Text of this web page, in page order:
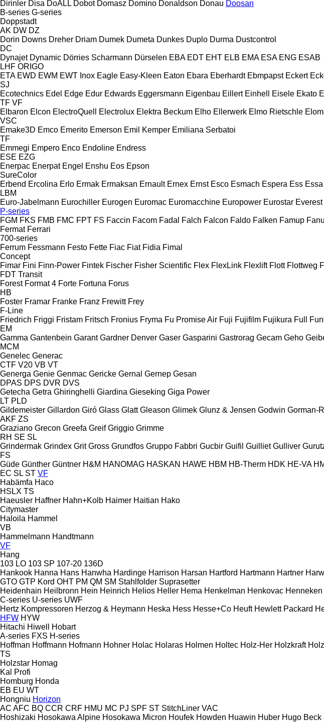
Dirinler Disa DoALL Dobot Domasz Domino Donaldson Donau Doosan
B-series G-series
Doppstadt
AK DW DZ
Dorin Downs Dreher Driam Dumek Dumeta Dunkes Duplo Durma Dustcontrol
DC
Dynajet Dynamic Dörries Scharmann Dürselen EBA EDT EHT ELB EMA ESA ENG ESAB
LHF ORIGO
ETA EWD EWM EWT Inox Eagle Easy-Kleen Eaton Ebara Eberhardt Ebmpapst Eckert
SJ
Ecotechnics Edel Edge Edur Edwards Eggersmann Eigenbau Eillert Einhell Eisele Ekato
TF VF
Elbaron Elcon ElectroQuell Electrolux Elektra Beckum Elho Ellerwerk Elmo Rietschle
VSC
Emake3D Emco Emerito Emerson Emil Kemper Emiliana Serbatoi
TF
Emmegi Empero Enco Endoline Endress
ESE EZG
Enerpac Enerpat Engel Enshu Eos Epson
SureColor
Erbend Ercolina Erlo Ermak Ermaksan Ernault Ernex Ernst Esco Esmach Espera Ess Essa
LBM
Euro-Jabelmann Eurochiller Eurogen Euromac Euromacchine Europower Eurostar Everest
P-series
FGM FKS FMB FMC FPT FS Faccin Facom Fadal Falch Falcon Faldo Falken Famup
Fermat Ferrari
700-series
Ferrum Fessmann Festo Fette Fiac Fiat Fidia Fimal
Concept
Fimar Fini Finn-Power Fintek Fischer Fisher Scientific Flex FlexLink Flexlift Flott Flottweg
FDT Transit
Forest Format 4 Forte Fortuna Forus
HB
Foster Framar Franke Franz Frewitt Frey
F-Line
Friedrich Friggi Fristam Fritsch Fronius Fryma Fu Promise Air Fuji Fujifilm Fujikura Full
EM
Gamma Gantenbein Garant Gardner Denver Gaser Gasparini Gastrorag Gecam Geho
MCM
Genelec Generac
CTF V20 VB VT
Generga Genie Genmac Gericke Gernal Gernep Gesan
DPAS DPS DVR DVS
Getecha Getra Ghiringhelli Giardina Gieseking Giga Power
LT PLD
Gildemeister Gillardon Giró Glass Glatt Gleason Glimek Glunz & Jensen Godwin Gorman-
AKF ZS
Graziano Grecon Greefa Greif Griggio Grimme
RH SE SL
Grindermak Grindex Grit Gross Grundfos Gruppo Fabbri Gucbir Guifil Guilliet Gulliver
FS
Güde Günther Güntner H&M HANOMAG HASKAN HAWE HBM HB‑Therm HDK HE-VA
EC SL ST VF
Habämfa Haco
HSLX TS
Haeusler Haffner Hahn+Kolb Haimer Haitian Hako
Citymaster
Haloila Hammel
VB
Hammelmann Handtmann
VF
Hang
103 LO 103 SP 107-20 136D
Hankook Hanna Hans Hanwha Hardinge Harrison Harsan Hartford Hartmann Hartner
GTO GTP Kord OHT PM QM SM Stahlfolder Suprasetter
Heidenhain Heilbronn Hein Heinrich Helios Heller Hema Henkelman Henkovac Henneken
C-series U-series UWF
Hertz Kompressoren Herzog & Heymann Heska Hess Hesse+Co Heuft Hewlett Packard
HFW HYW
Hitachi Hiwell
Hobart
A-series FXS H-series
Hoffman Hoffmann Hofmann Hohner Holac Holaras Holmen Holtec Holz-Her Holzkraft
TS
Holzstar Homag
Kal
Profi
Homburg Honda
EB EU WT
Hongniu Horizon
AC AFC BQ CCR CRF HMU MC PJ SPF ST StitchLiner VAC
Hoshizaki Hosokawa Alpine Hosokawa Micron Houfek Howden Huawin Huber Hugo Beck